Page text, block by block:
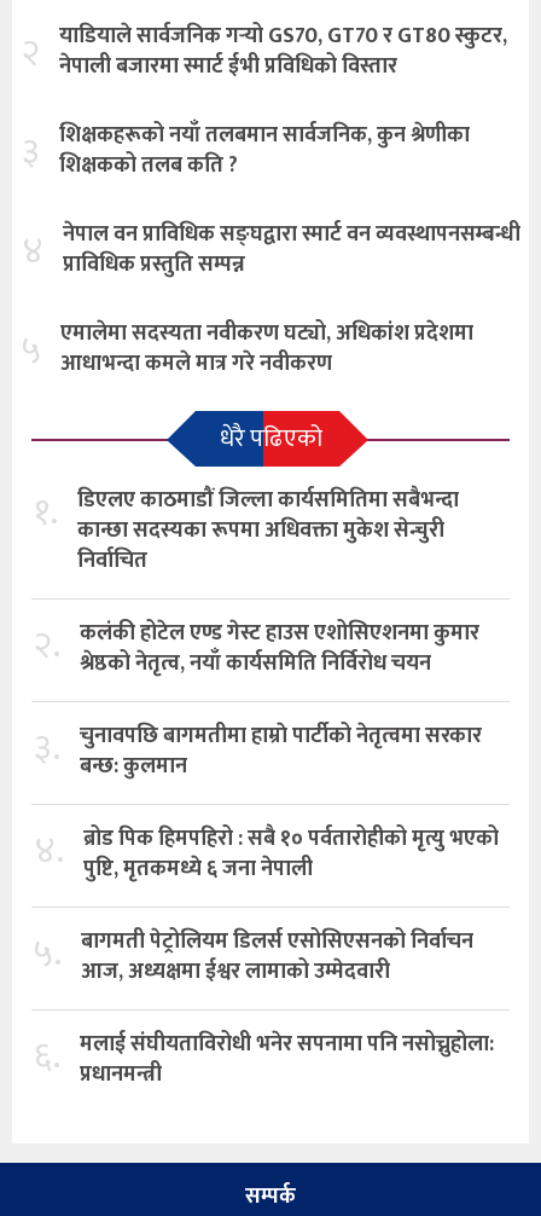
२ याडियाले सार्वजनिक गर्‍यो GS70, GT70 र GT80 स्कुटर,
नेपाली बजारमा स्मार्ट ईभी प्रविधिको विस्तार
३ शिक्षकहरूको नयाँ तलबमान सार्वजनिक, कुन श्रेणीका
शिक्षकको तलब कति ?
४ नेपाल वन प्राविधिक सङ्घद्वारा स्मार्ट वन व्यवस्थापनसम्बन्धी
प्राविधिक प्रस्तुति सम्पन्न
५ एमालेमा सदस्यता नवीकरण घट्यो, अधिकांश प्रदेशमा
आधाभन्दा कमले मात्र गरे नवीकरण
धेरै पढिएको
१. डिएलए काठमाडौं जिल्ला कार्यसमितिमा सबैभन्दा
कान्छा सदस्यका रूपमा अधिवक्ता मुकेश सेन्चुरी
निर्वाचित
२. कलंकी होटेल एण्ड गेस्ट हाउस एशोसिएशनमा कुमार
श्रेष्ठको नेतृत्व, नयाँ कार्यसमिति निर्विरोध चयन
३. चुनावपछि बागमतीमा हाम्राे पार्टीको नेतृत्वमा सरकार
बन्छ: कुलमान
४. ब्रोड पिक हिमपहिरो : सबै १० पर्वतारोहीको मृत्यु भएको
पुष्टि, मृतकमध्ये ६ जना नेपाली
५. बागमती पेट्रोलियम डिलर्स एसोसिएसनको निर्वाचन
आज, अध्यक्षमा ईश्वर लामाको उम्मेदवारी
६. मलाई संघीयताविरोधी भनेर सपनामा पनि नसोच्नुहोला:
प्रधानमन्त्री
सम्पर्क